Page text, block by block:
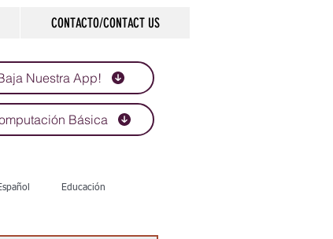
CONTACTO/CONTACT US
Nuestra App!
Básica
Educación